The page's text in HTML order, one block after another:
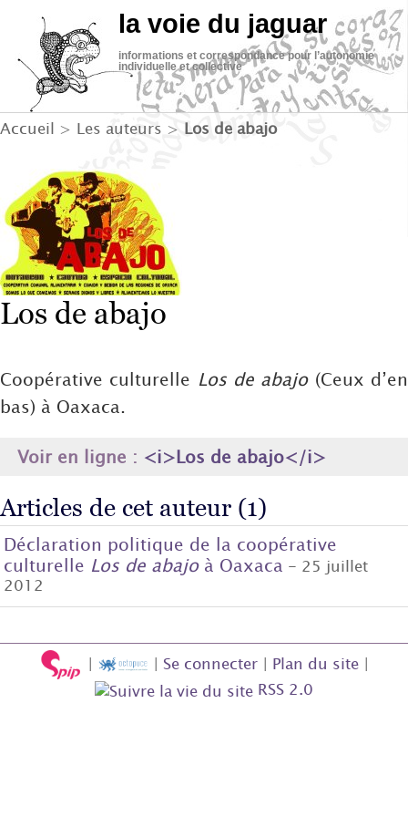
la voie du jaguar
informations et correspondance pour l’autonomie
individuelle et collective
Accueil > Les auteurs > Los de abajo
Los de abajo
Coopérative culturelle Los de abajo(Ceux d’en
bas) à Oaxaca.
Voir en ligne : <i>Los de abajo</i>
Articles de cet auteur (1)
Déclaration politique de la coopérative
culturelle Los de abajoà Oaxaca - 25 juillet
2012
| | Se connecter | Plan du site |
RSS 2.0